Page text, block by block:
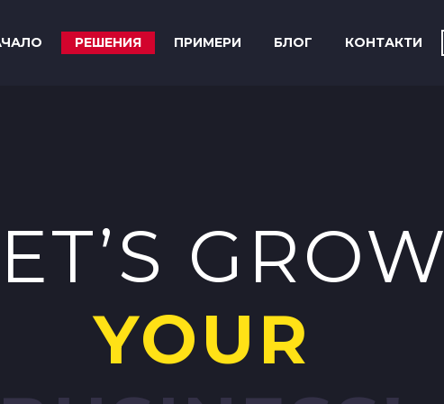
РЕШЕНИЯ ПРИМЕРИ БЛОГ КОНТАКТИ
GROW
YOUR